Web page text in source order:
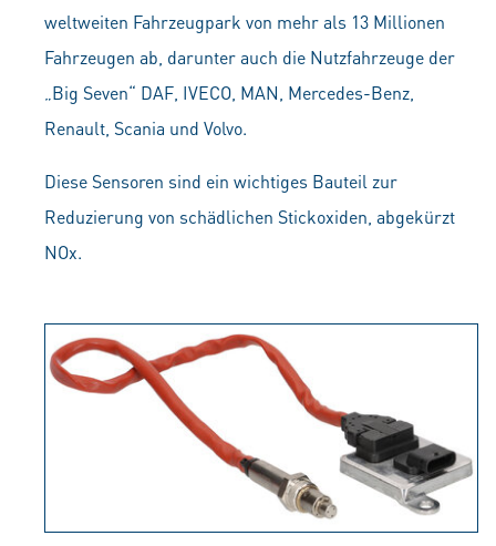
weltweiten Fahrzeugpark von mehr als 13 Millionen
Fahrzeugen ab, darunter auch die Nutzfahrzeuge der
„Big Seven“ DAF, IVECO, MAN, Mercedes-Benz,
Renault, Scania und Volvo.
Diese Sensoren sind ein wichtiges Bauteil zur
Reduzierung von schädlichen Stickoxiden, abgekürzt
NOx.